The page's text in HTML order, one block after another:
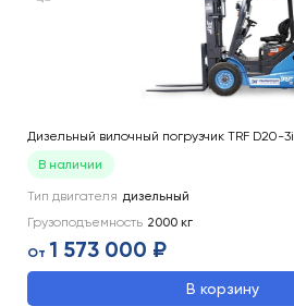
Дизельный вилочный погрузчик TRF D20-3i
В наличии
Тип двигателя дизельный
Грузоподъемность 2000 кг
От 1 573 000 ₽
В корзину